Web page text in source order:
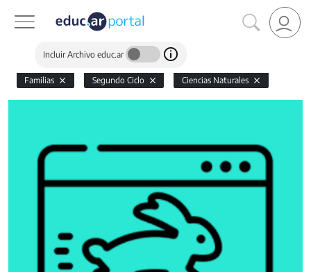
Incluir Archivo educ.ar
Familias Segundo Ciclo Ciencias Naturales